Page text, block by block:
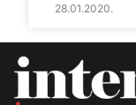
28.01.2020.